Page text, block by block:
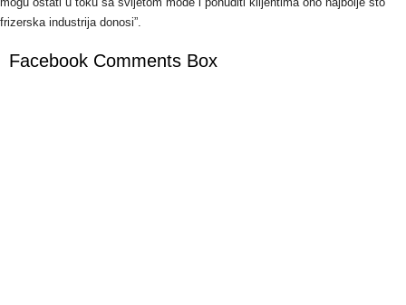
frizerska industrija donosi”.
Facebook Comments Box